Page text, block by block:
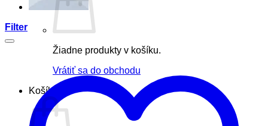
Žiadne produkty v košíku.
Vrátiť sa do obchodu
Košík
Filter